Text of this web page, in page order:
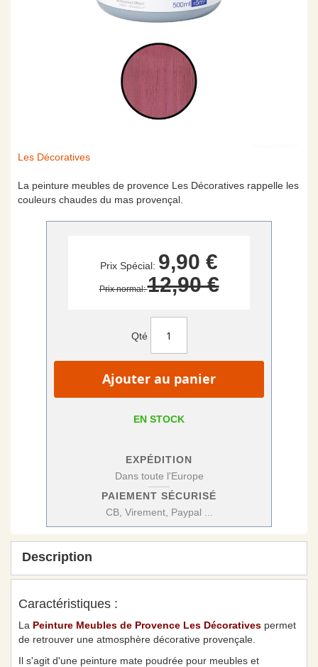
Les Décoratives
La peinture meubles de provence Les Décoratives rappelle les
couleurs chaudes du mas provençal.
Prix Spécial 9,90 €
Prix normal 12,90 €
Qté
Ajouter au panier
EN STOCK
EXPÉDITION
Dans toute l'Europe
PAIEMENT SÉCURISÉ
CB, Virement, Paypal ...
Skip
the
beginning
Description
Caractéristiques :
La Peinture Meubles de Provence Les Décoratives permet
de retrouver une atmosphère décorative provençale.
Il s'agit d'une peinture mate poudrée pour meubles et